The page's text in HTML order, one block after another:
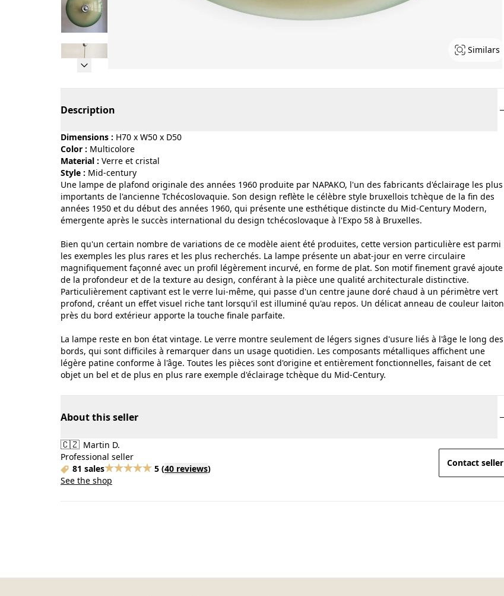
Similars
Description
Dimensions : H70 x W50 x D50
Color :
multicolore
Material :
verre et cristal
Style :
mid-century
Une lampe de plafond originale des années 1960 produite par NAPAKO, l'un des fabricants d'éclairage les plus
importants de l'ancienne Tchécoslovaquie. Son design reflète le célèbre style bruxellois tchèque de la fin des
années 1950 et du début des années 1960, qui présente une esthétique distincte du Mid-Century Modern,
émergente après le succès international du design tchécoslovaque à l'Expo 58 à Bruxelles.
Bien qu'un certain nombre de variations de ce modèle aient été produites, cette version particulière est parmi
les exemples les plus rares et les plus recherchés. La lampe présente un abat-jour en verre circulaire
magnifiquement façonné avec un profil légèrement incurvé, en forme de plat. Son motif finement gravé ajoute
de la profondeur et de la texture au design, conférant à la pièce une qualité architecturale distinctive.
Particulièrement captivant est le verre lui-même, qui passe d'un centre jaune doré chaud à un périmètre vert
profond, créant un effet visuel riche tant lorsqu'il est illuminé qu'au repos. Un délicat anneau de couleur laiton
près du bord extérieur apporte la touche finale parfaite.
La lampe reste en bon état vintage. Le verre montre seulement de légers signes d'usure liés à l'âge le long des
bords, qui sont difficiles à remarquer dans un usage quotidien. Les composants métalliques affichent une
légère patine conforme à l'âge. Toutes les pièces sont d'origine et entièrement fonctionnelles, faisant de cet
objet un bel et de plus en plus rare exemple d'éclairage tchèque du Mid-Century.
About this seller
🇨🇿 Martin D.
Professional seller
81 sales
5 (40 reviews)
See the shop
Contact seller